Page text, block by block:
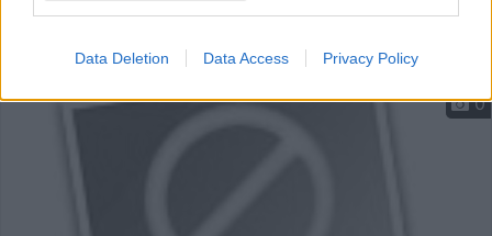
Data Deletion Data Access Privacy Policy
0